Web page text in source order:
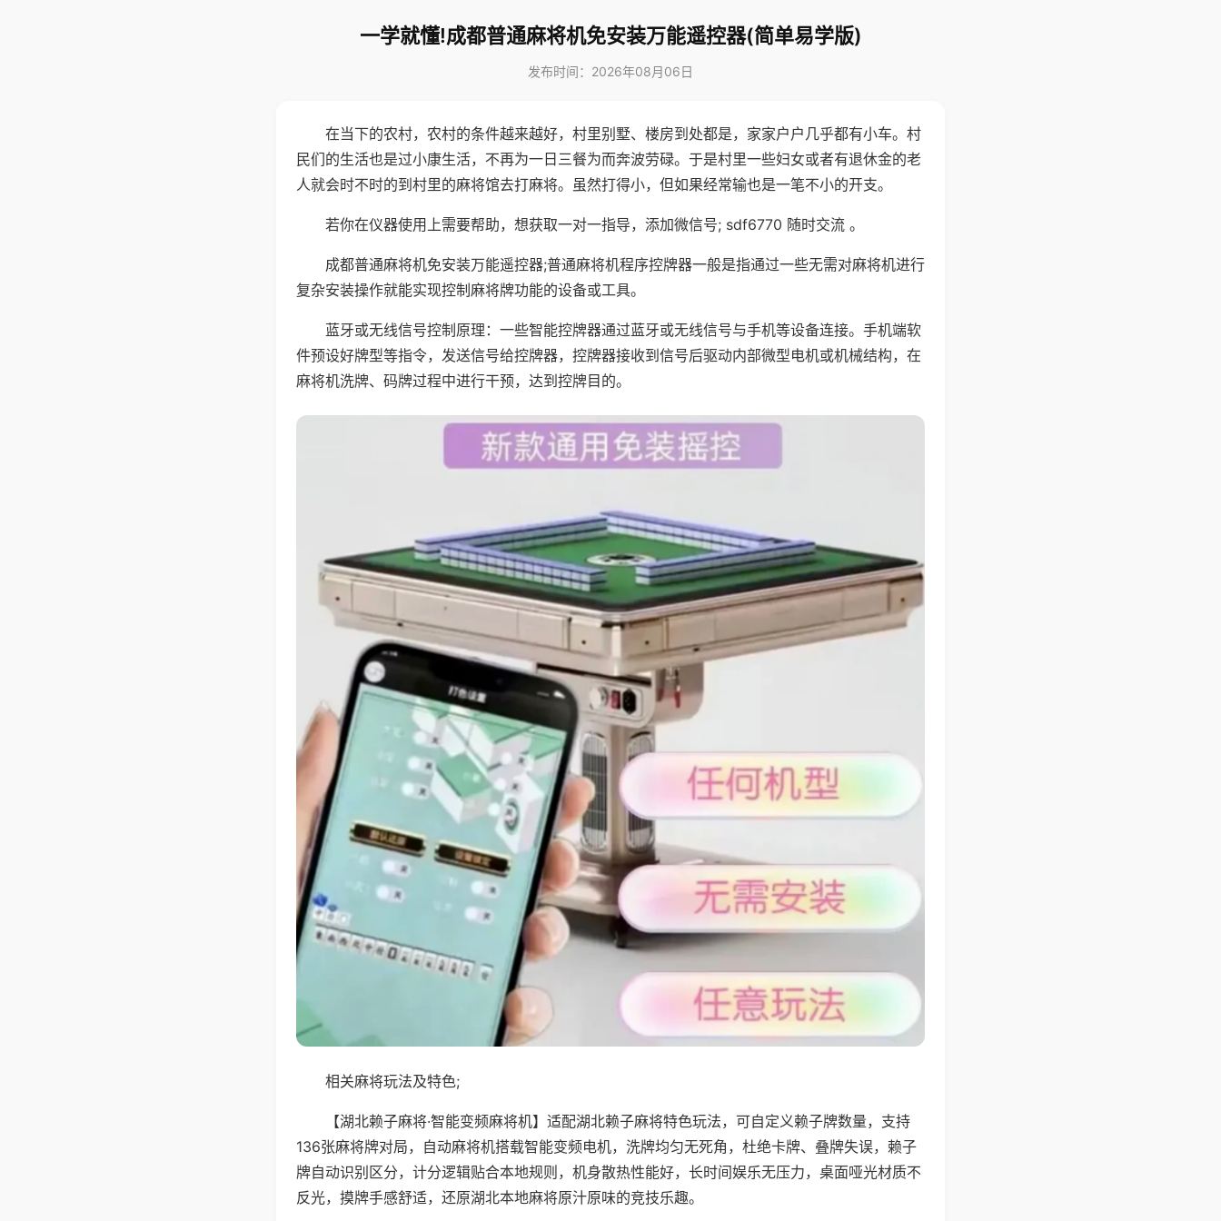
一学就懂!成都普通麻将机免安装万能遥控器(简单易学版)
发布时间：2026年08月06日
在当下的农村，农村的条件越来越好，村里别墅、楼房到处都是，家家户户几乎都有小车。村
民们的生活也是过小康生活，不再为一日三餐为而奔波劳碌。于是村里一些妇女或者有退休金的老
人就会时不时的到村里的麻将馆去打麻将。虽然打得小，但如果经常输也是一笔不小的开支。
若你在仪器使用上需要帮助，想获取一对一指导，添加微信号; sdf6770 随时交流 。
成都普通麻将机免安装万能遥控器;普通麻将机程序控牌器一般是指通过一些无需对麻将机进行
复杂安装操作就能实现控制麻将牌功能的设备或工具。
蓝牙或无线信号控制原理：一些智能控牌器通过蓝牙或无线信号与手机等设备连接。手机端软
件预设好牌型等指令，发送信号给控牌器，控牌器接收到信号后驱动内部微型电机或机械结构，在
麻将机洗牌、码牌过程中进行干预，达到控牌目的。
相关麻将玩法及特色;
【湖北赖子麻将·智能变频麻将机】适配湖北赖子麻将特色玩法，可自定义赖子牌数量，支持
136张麻将牌对局，自动麻将机搭载智能变频电机，洗牌均匀无死角，杜绝卡牌、叠牌失误，赖子
牌自动识别区分，计分逻辑贴合本地规则，机身散热性能好，长时间娱乐无压力，桌面哑光材质不
反光，摸牌手感舒适，还原湖北本地麻将原汁原味的竞技乐趣。